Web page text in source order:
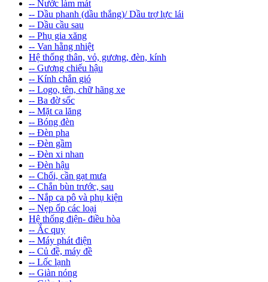
-- Nước làm mát
-- Dầu phanh (dầu thắng)/ Dầu trợ lực lái
-- Dầu cầu sau
-- Phụ gia xăng
-- Van hằng nhiệt
Hệ thống thân, vỏ, gương, đèn, kính
-- Gương chiếu hậu
-- Kính chắn gió
-- Logo, tên, chữ hãng xe
-- Ba đờ sốc
-- Mặt ca lăng
-- Bóng đèn
-- Đèn pha
-- Đèn gầm
-- Đèn xi nhan
-- Đèn hậu
-- Chổi, cần gạt mưa
-- Chắn bùn trước, sau
-- Nắp ca pô và phụ kiện
-- Nẹp ốp các loại
Hệ thống điện- điều hòa
-- Ắc quy
-- Máy phát điện
-- Củ đề, máy đề
-- Lốc lạnh
-- Giàn nóng